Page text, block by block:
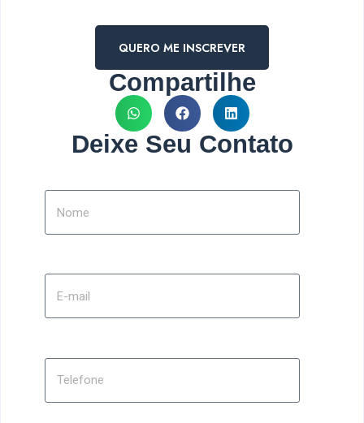
QUERO ME INSCREVER
Compartilhe
Deixe Seu Contato